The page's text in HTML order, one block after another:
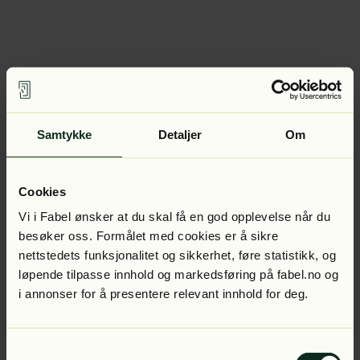
Samtykke Detaljer Om
Cookies
Vi i Fabel ønsker at du skal få en god opplevelse når du
besøker oss. Formålet med cookies er å sikre
nettstedets funksjonalitet og sikkerhet, føre statistikk, og
løpende tilpasse innhold og markedsføring på fabel.no og
i annonser for å presentere relevant innhold for deg.